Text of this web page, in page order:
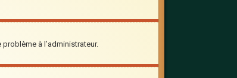
problème à l’administrateur.